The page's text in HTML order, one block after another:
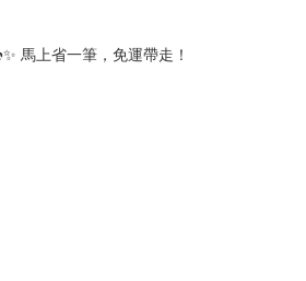
馬上省一筆，免運帶走！